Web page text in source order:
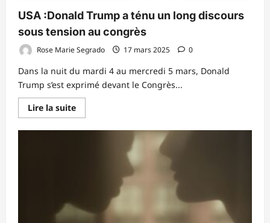
USA :Donald Trump a ténu un long discours
sous tension au congrès
Rose Marie Segrado 17 mars 2025 0
Dans la nuit du mardi 4 au mercredi 5 mars, Donald
Trump s’est exprimé devant le Congrès...
Lire la suiteEn
savoir
sur
discours
sous
tension